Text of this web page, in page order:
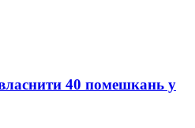
40 помешкань у